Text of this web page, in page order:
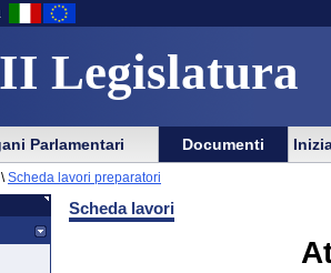
Legislatura
Parlamentari Documenti
\ Scheda lavori preparatori
Scheda lavori